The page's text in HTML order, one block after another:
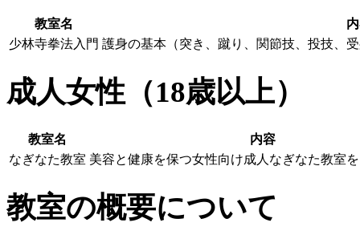
教室名
少林寺拳法入門 護身の基本（突き、蹴り、関節技、投技、
成人女性（18歳以上）
教室名
内容
なぎなた教室 美容と健康を保つ女性向け成人なぎなた教室
教室の概要について